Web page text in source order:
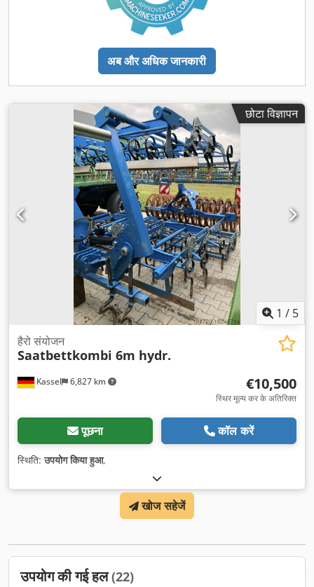
अब और अधिक जानकारी
छोटा विज्ञापन
1 / 5
Kassel 6,827 km
हैरो संयोजन
Saatbettkombi 6m hydr.
€10,500
स्थिर मूल्य कर के अतिरिक्त
पूछना कॉल करें
स्थिति:उपयोग किया हुआ,
खोज सहेजें
उपयोग की गई हल(22)